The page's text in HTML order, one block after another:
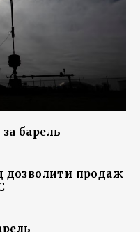
барель
дозволити продаж